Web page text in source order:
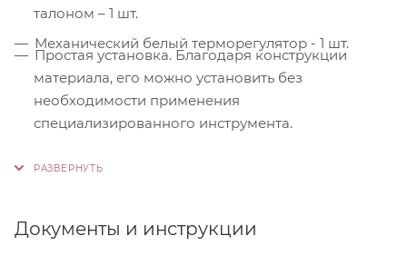
талоном – 1 шт.
Механический белый терморегулятор - 1 шт.
Простая установка. Благодаря конструкции
материала, его можно установить без
необходимости применения
специализированного инструмента.
используются только высококачественные
9001:2015. Это обеспечивает надежность и
Документы и инструкции